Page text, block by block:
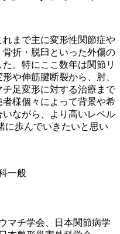
まで主に変形性関節症や
折・脱臼といった外傷の
。特にここ数年は関節リ
や伸筋腱断裂から、肘、
足変形に対する治療まで
様個々によって背景や希
ながら、より高いレベル
に歩んでいきたいと思い
一般
マチ学会、日本関節病学